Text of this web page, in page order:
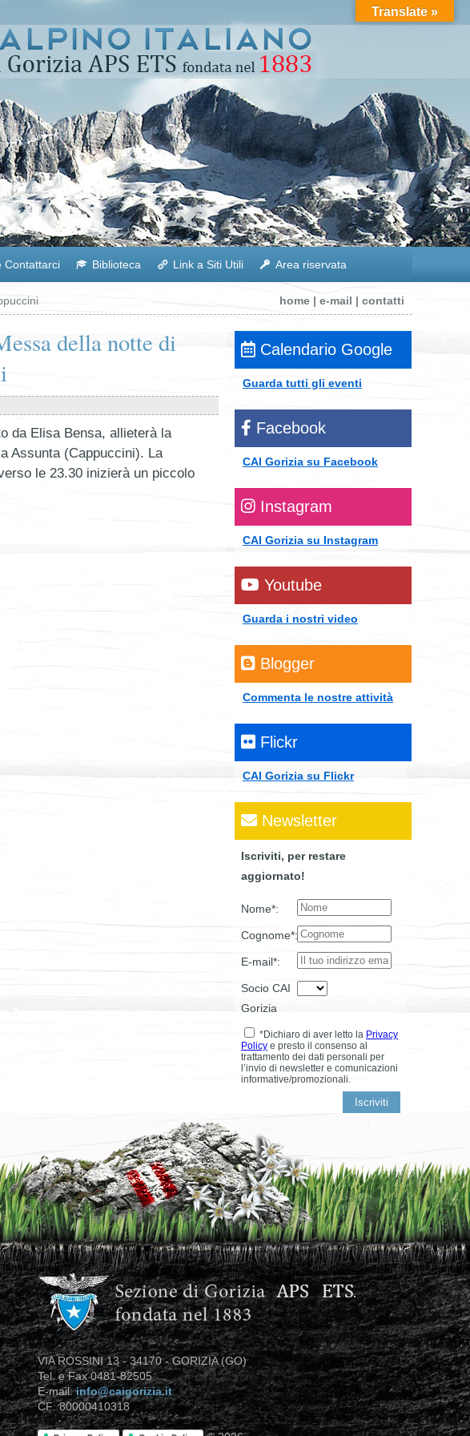
Contattarci Biblioteca Link a Siti Utili Area riservata
home | e-mail | contatti
della notte di
da Elisa Bensa, allieterà la
Assunta (Cappuccini). La
le 23.30 inizierà un piccolo
Calendario Google
Guarda tutti gli eventi
Facebook
CAI Gorizia su Facebook
Instagram
CAI Gorizia su Instagram
Youtube
Guarda i nostri video
Blogger
Commenta le nostre attività
Flickr
CAI Gorizia su Flickr
Newsletter
Iscriviti, per restare
aggiornato!
Nome*:
Cognome*:
E-mail*:
Socio CAI
Gorizia
*Dichiaro di aver letto la Privacy
Policy e presto il consenso al
trattamento dei dati personali per
l’invio di newsletter e comunicazioni
informative/promozionali.
VIA ROSSINI 13 - 34170 - GORIZIA (GO)
Tel. e Fax 0481-82505
E-mail:info@caigorizia.it
CF: 80000410318
Translate »